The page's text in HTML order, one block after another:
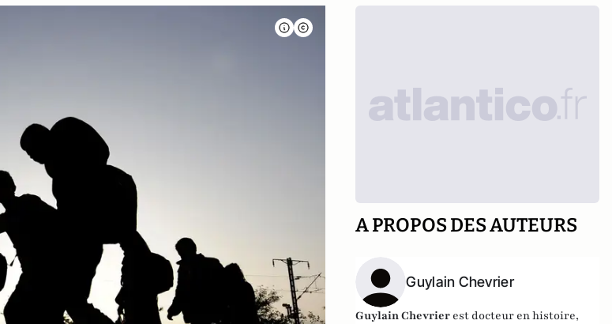
A PROPOS DES AUTEURS
Guylain Chevrier
Guylain Chevrier est docteur en histoire,